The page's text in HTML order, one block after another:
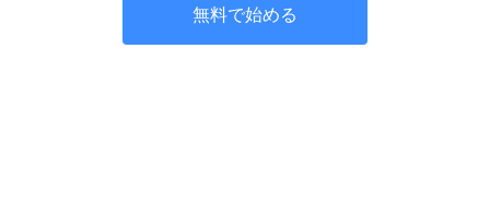
無料で始める